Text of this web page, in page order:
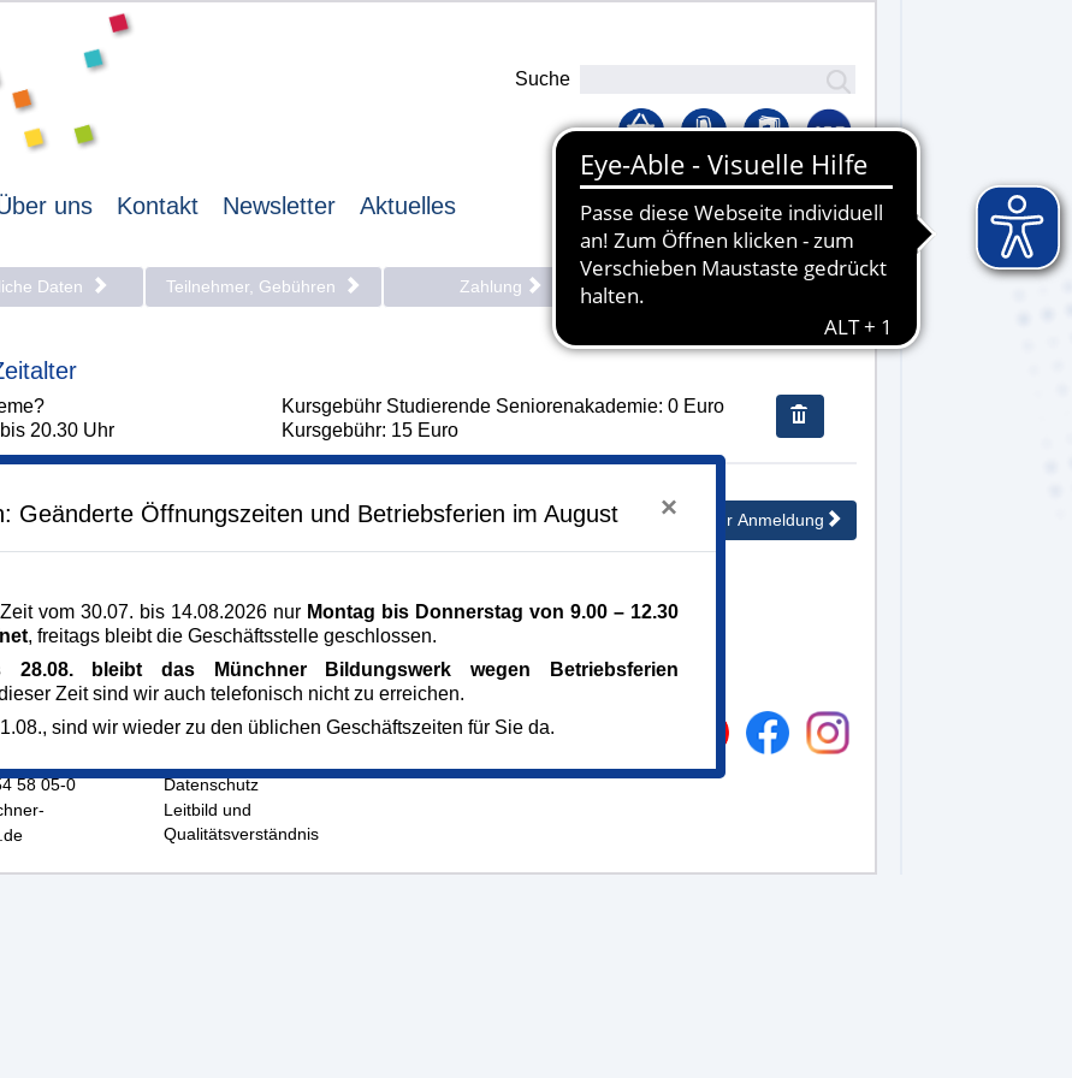
Suche
uns Kontakt Newsletter Aktuelles Lernplattform
Daten Teilnehmer, Gebühren Zahlung
20.30 Uhr
Kursgebühr Studierende Seniorenakademie: 0 Euro
Kursgebühr: 15 Euro
Weiter zur Anmeldung
5
58 05-0
AGB
Datenschutz
Leitbild und
Qualitätsverständnis
Geänderte Öffnungszeiten und Betriebsferien im August ×
vom 30.07. bis 14.08.2026 nur Montag bis Donnerstag von 9.00 – 12.30
, freitags bleibt die Geschäftsstelle geschlossen.
28.08. bleibt das Münchner Bildungswerk wegen Betriebsferien
Zeit sind wir auch telefonisch nicht zu erreichen.
sind wir wieder zu den üblichen Geschäftszeiten für Sie da.